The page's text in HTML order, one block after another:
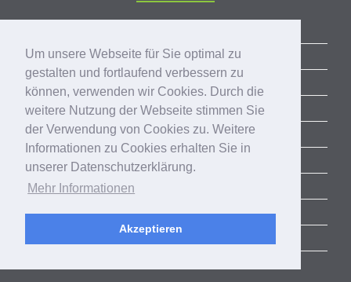
Um unsere Webseite für Sie optimal zu
gestalten und fortlaufend verbessern zu
können, verwenden wir Cookies. Durch die
weitere Nutzung der Webseite stimmen Sie
der Verwendung von Cookies zu. Weitere
Informationen zu Cookies erhalten Sie in
unserer Datenschutzerklärung.
Mehr Informationen
Akzeptieren
ERFOLGSGESCHICHTEN
ACCELERATOR
SUCCESS STORIES
COMMUNITY
CORPORATE SERVICES
RHEINLAND-PITCH
AKTUELLE TRENDS